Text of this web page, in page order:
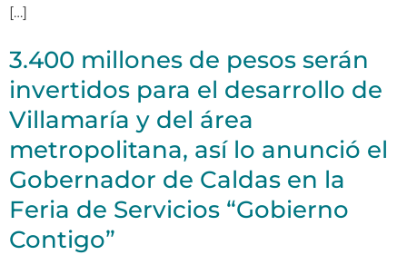
[…]
3.400 millones de pesos serán
invertidos para el desarrollo de
Villamaría y del área
metropolitana, así lo anunció el
Gobernador de Caldas en la
Feria de Servicios “Gobierno
Contigo”